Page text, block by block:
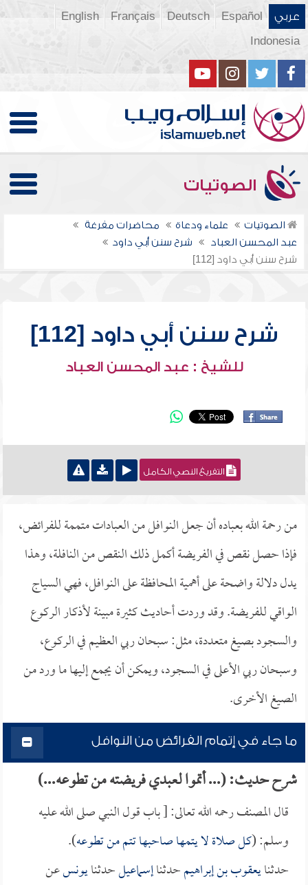
عربي Español
Deutsch
Français
English
Indonesia
الصوتيات
الصوتيات علماء ودعاة
محاضرات مفرغة
عبد المحسن العباد
شرح سنن أبي داود
شرح سنن أبي داود [112]
شرح سنن أبي داود [112]
للشيخ : عبد المحسن العباد
التفريغ النصي الكامل
من رحمة الله بعباده أن جعل النوافل من العبادات متممة للفرائض،
فإذا حصل نقص في الفريضة أكمل ذلك النقص من النافلة، وهذا
يدل دلالة واضحة على أهمية المحافظة على النوافل، فهي السياج
الواقي للفريضة. وقد وردت أحاديث كثيرة مبينة لأذكار الركوع
والسجود بصيغ متعددة، مثل: سبحان ربي العظيم في الركوع،
وسبحان ربي الأعلى في السجود، ويمكن أن يجمع إليها ما ورد من
الصيغ الأخرى.
ما جاء في إتمام الفرائض من النوافل
شرح حديث: (... أتموا لعبدي فريضته من تطوعه...)
قال المصنف رحمه الله تعالى: [ باب قول النبي صلى الله عليه
وسلم: (كل صلاة لا يتمها صاحبها تتم من تطوعه).
حدثنايعقوب بن إبراهيمحدثناإسماعيلحدثنايونسعن